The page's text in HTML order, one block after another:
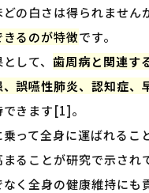
の白さは得られません
るのが特徴です。
して、歯周病と関連す
、誤嚥性肺炎、認知症、
きます[1]。
って全身に運ばれるこ
ることが研究で示され
く全身の健康維持にも